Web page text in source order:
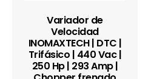
Variador de
Velocidad
INOMAXTECH | DTC |
Trifásico | 440 Vac |
250 Hp | 293 Amp |